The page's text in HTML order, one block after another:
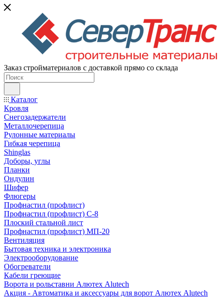
Заказ стройматериалов с доставкой прямо со склада
Каталог
Кровля
Снегозадержатели
Металлочерепица
Рулонные материалы
Гибкая черепица
Shinglas
Доборы, углы
Планки
Ондулин
Шифер
Флюгеры
Профнастил (профлист)
Профнастил (профлист) С-8
Плоский стальной лист
Профнастил (профлист) МП-20
Вентиляция
Бытовая техника и электроника
Электрооборудование
Обогреватели
Кабели греющие
Ворота и рольставни Алютех Alutech
Акция - Автоматика и аксессуары для ворот Алютех Alutech